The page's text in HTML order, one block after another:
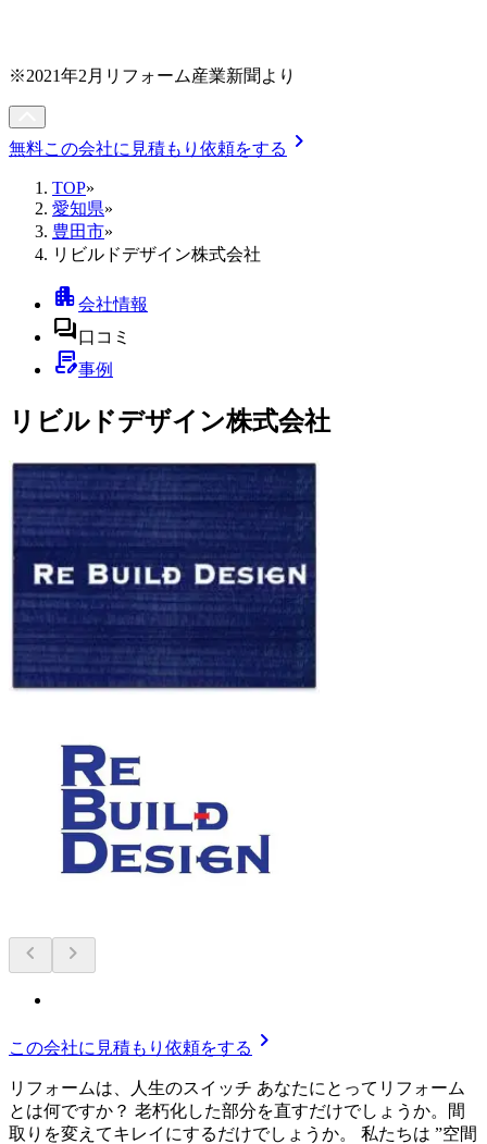
※2021年2月リフォーム産業新聞より
無料この会社に見積もり依頼をする chevron_right
TOP»
愛知県»
豊田市»
リビルドデザイン株式会社
apartment会社情報
forum口コミ
contract_edit事例
リビルドデザイン株式会社
chevron_left chevron_right
この会社に見積もり依頼をする chevron_right
リフォームは、人生のスイッチ あなたにとってリフォーム
とは何ですか？ 老朽化した部分を直すだけでしょうか。間
取りを変えてキレイにするだけでしょうか。 私たちは ”空間